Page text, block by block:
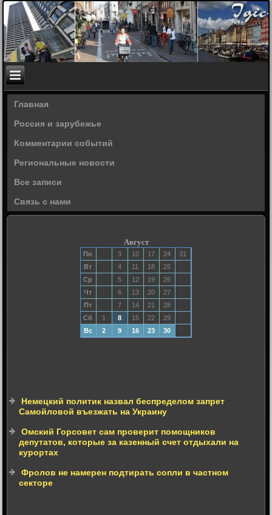
Главная
Россия и зарубежье
Комментарии событий
Региональные новости
Все записи
Связь с нами
Август
Пн 3 10 17 24
31
Вт
4 11 18
25
Ср
5 12 19
26
Чт
6 13 20
27
Пт
7 14 21
28
Сб
1 8 15 22
29
Вс
2 9 16 23 30
Немецкий политик назвал беспределом запрет
Самойловой въезжать на Украину
Омский Горсовет сам проверит помощников
депутатов, которые за казенный счет отдыхали на
курортах
Фролов не намерен подтирать сопли в частном
секторе